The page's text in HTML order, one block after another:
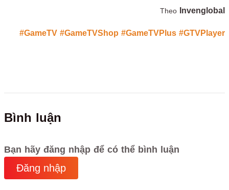
Theo Invenglobal
#GameTV #GameTVShop #GameTVPlus #GTVPlayer
Bình luận
Bạn hãy đăng nhập để có thể bình luận
Đăng nhập